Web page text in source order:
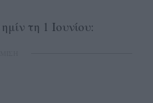
τη 1 Ιουνίου: